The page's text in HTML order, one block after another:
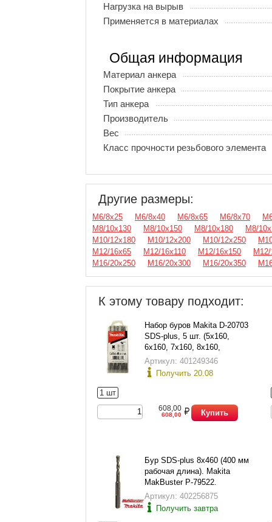
Нагрузка на вырыв
Применяется в материалах
Общая информация
Материал анкера
Покрытие анкера
Тип анкера
Производитель
Вес
Класс прочности резьбового элемента
Другие размеры:
М6/8х25 М6/8х40 М6/8х65 М6/8х70
М8/10х130
М8/10х150 М8/10х180
М8/
М10/12х180
М10/12х200 М10/12х250
М12/16х65
М12/16х110 М12/16х150
М12/
М16/20х250
М16/20х300 М16/20х350
К этому товару подходит:
Набор буров Makita D-20703
SDS-plus, 5 шт. (5х160,
6х160, 7х160, 8х160,
10х160), в пласт. футляре
Артикул: 401249346
Получить 20.08
1 шт
608,00
608,00 Купить
Бур SDS-plus 8х460 (400 мм
рабочая длина). Makita
MakBuster P-79522.
Артикул: 402256875
Получить завтра